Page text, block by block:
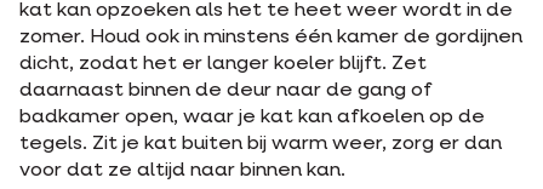
kat kan opzoeken als het te heet weer wordt in de
zomer. Houd ook in minstens één kamer de gordijnen
dicht, zodat het er langer koeler blijft. Zet
daarnaast binnen de deur naar de gang of
badkamer open, waar je kat kan afkoelen op de
tegels. Zit je kat buiten bij warm weer, zorg er dan
voor dat ze altijd naar binnen kan.